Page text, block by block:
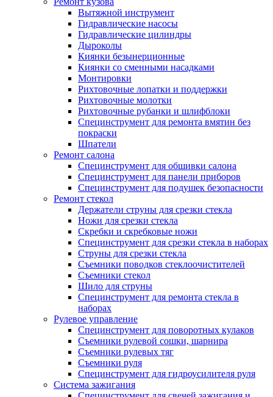
Вытяжной инструмент
Гидравлические насосы
Гидравлические цилиндры
Дыроколы
Киянки безынерционные
Киянки со сменными насадками
Монтировки
Рихтовочные лопатки и поддержки
Рихтовочные молотки
Рихтовочные рубанки и шлифблоки
Специнструмент для ремонта вмятин без
покраски
Шпатели
Ремонт салона
Специнструмент для обшивки салона
Специнструмент для панели приборов
Специнструмент для подушек безопасности
Ремонт стекол
Держатели струны для срезки стекла
Ножи для срезки стекла
Скребки и скребковые ножи
Специнструмент для срезки стекла в наборах
Струны для срезки стекла
Съемники поводков стеклоочистителей
Съемники стекол
Шило для струны
Специнструмент для ремонта стекла в
наборах
Рулевое управление
Специнструмент для поворотных кулаков
Съемники рулевой сошки, шарнира
Съемники рулевых тяг
Съемники руля
Специнструмент для гидроусилителя руля
Система зажигания